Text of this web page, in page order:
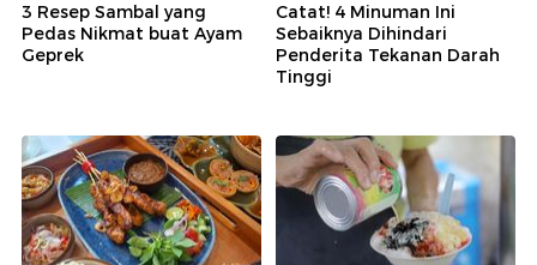
3 Resep Sambal yang
Pedas Nikmat buat Ayam
Geprek
Catat! 4 Minuman Ini
Sebaiknya Dihindari
Penderita Tekanan Darah
Tinggi